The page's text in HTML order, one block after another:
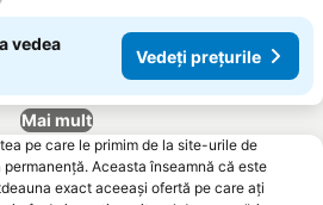
vedea
Vedeți prețurile
Mai mult
pe care le primim de la site-urile de
Aceasta înseamnă că este
exact aceeași ofertă pe care ați